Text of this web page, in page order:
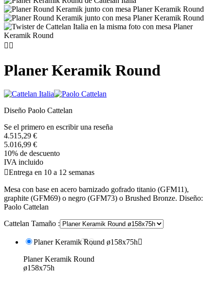
 
Planer Keramik Round
Diseño Paolo Cattelan
Se el primero en escribir una reseña
4.515,29 €
5.016,99 €
10% de descuento
IVA incluido
Entrega en 10 a 12 semanas
Mesa con base en acero barnizado gofrado titanio (GFM11),
graphite (GFM69) o negro (GFM73) o Brushed Bronze. Diseño:
Paolo Cattelan
Cattelan Tamaño :
Planer Keramik Round ø158x75h
Planer Keramik Round
ø158x75h